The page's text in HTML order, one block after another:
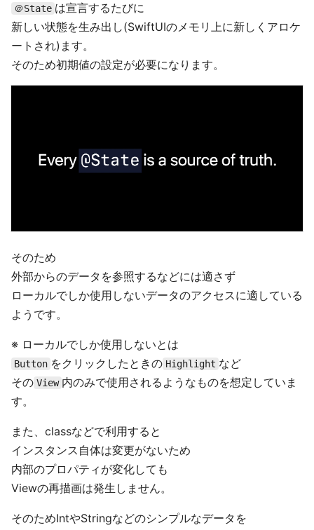
＠State は宣言するたびに
新しい状態を生み出し(SwiftUIのメモリ上に新しくアロケ
ートされ)ます。
そのため初期値の設定が必要になります。
そのため
外部からのデータを参照するなどには適さず
ローカルでしか使用しないデータのアクセスに適している
ようです。
※ ローカルでしか使用しないとは
Button をクリックしたときの Highlight など
その View 内のみで使用されるようなものを想定していま
す。
また、classなどで利用すると
インスタンス自体は変更がないため
内部のプロパティが変化しても
Viewの再描画は発生しません。
そのためIntやStringなどのシンプルなデータを